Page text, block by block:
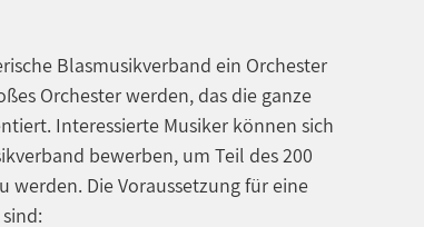
Blasmusikverband ein Orchester
Orchester werden, das die ganze
Interessierte Musiker können sich
bewerben, um Teil des 200
werden. Die Voraussetzung für eine